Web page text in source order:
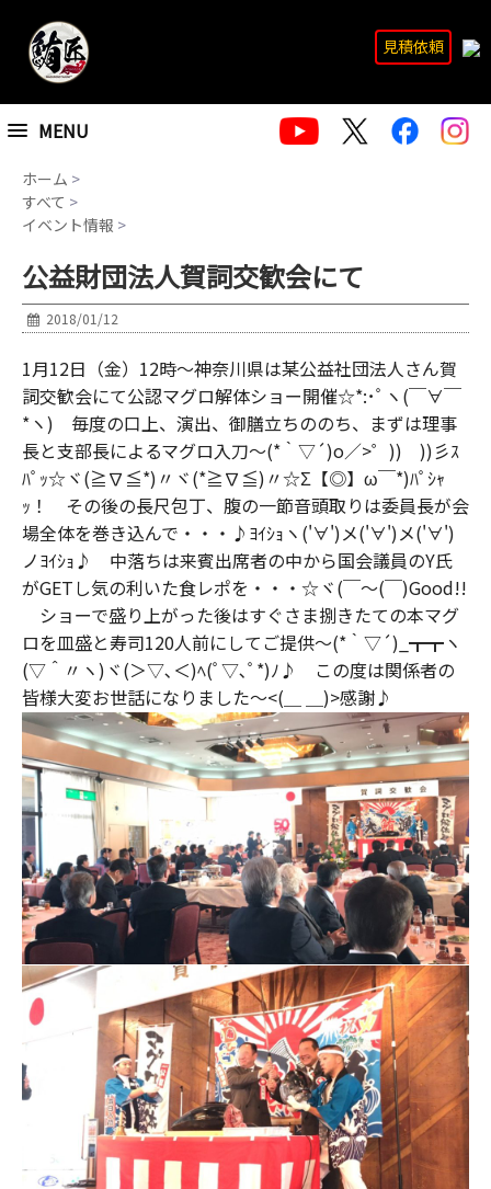
MENU
見積依頼
ホーム >
すべて >
イベント情報 >
公益財団法人賀詞交歓会にて
2018/01/12
1月12日（金）12時～神奈川県は某公益社団法人さん賀
詞交歓会にて公認マグロ解体ショー開催☆*:･ﾟヽ(￣∀￣
*ヽ) 毎度の口上、演出、御膳立ちののち、まずは理事
長と支部長によるマグロ入刀～(*｀▽´)o／>゜)) ))彡ｽ
ﾊﾟｯ☆ヾ(≧∇≦*)〃ヾ(*≧∇≦)〃☆Σ【◎】ω￣*)ﾊﾟｼｬ
ｯ！ その後の長尺包丁、腹の一節音頭取りは委員長が会
場全体を巻き込んで・・・♪ﾖｲｼｮヽ('∀')メ('∀')メ('∀')
ノﾖｲｼｮ♪ 中落ちは来賓出席者の中から国会議員のY氏
がGETし気の利いた食レポを・・・☆ヾ(￣～(￣)Good!!
ショーで盛り上がった後はすぐさま捌きたての本マグ
ロを皿盛と寿司120人前にしてご提供～(*｀▽´)_┳┳ヽ
(▽＾〃ヽ)ヾ(＞▽､＜)ﾍ(ﾟ▽､ﾟ*)ﾉ♪ この度は関係者の
皆様大変お世話になりました～<(＿ ＿)>感謝♪